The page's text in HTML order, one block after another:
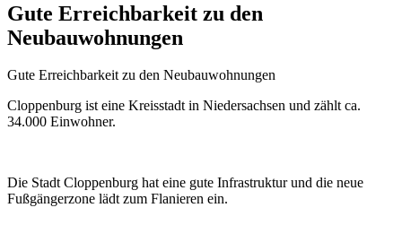
Gute Erreichbarkeit zu den
Neubauwohnungen
Gute Erreichbarkeit zu den Neubauwohnungen
Cloppenburg ist eine Kreisstadt in Niedersachsen und zählt ca.
34.000 Einwohner.
Die Stadt Cloppenburg hat eine gute Infrastruktur und die neue
Fußgängerzone lädt zum Flanieren ein.